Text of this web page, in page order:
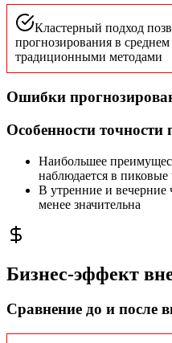
Кластерный подход
прогнозирования в
традиционными методами
Ошибки
Особенности точности
Наибольшее
наблюдается в
В утренние и вечерние
менее значительна
Бизнес-эффект
Сравнение до и после